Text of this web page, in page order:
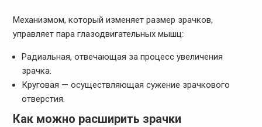
Механизмом, который изменяет размер зрачков,
управляет пара глазодвигательных мышц:
Радиальная, отвечающая за процесс увеличения
зрачка.
Круговая — осуществляющая сужение зрачкового
отверстия.
Как можно расширить зрачки